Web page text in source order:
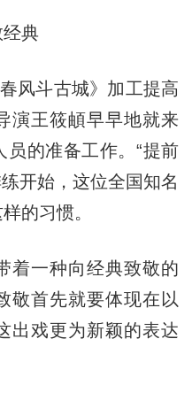
典
斗古城》加工提高
演王筱頔早早地就来
的准备工作。“提前
开始，这位全国知名
的习惯。
一种向经典致敬的
敬首先就要体现在以
出戏更为新颖的表达